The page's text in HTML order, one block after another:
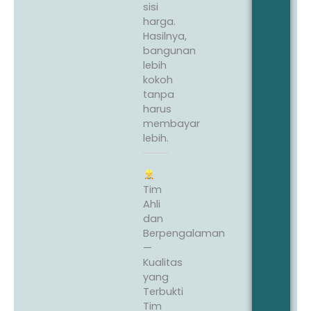
sisi
harga.
Hasilnya,
bangunan
lebih
kokoh
tanpa
harus
membayar
lebih.
Tim
Ahli
dan
Berpengalaman
—
Kualitas
yang
Terbukti
Tim